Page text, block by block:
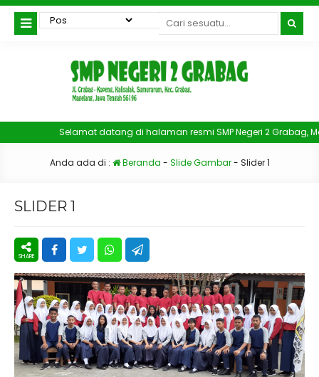
Selamat datang di halaman resmi SMP Negeri 2 Grabag,
Anda ada di : Beranda - Slide Gambar- Slider 1
SLIDER 1